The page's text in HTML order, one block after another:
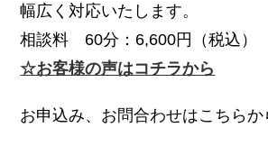
幅広く対応いたします。
相談料 60分：6,600円（税込）
☆お客様の声はコチラから
お申込み、お問合わせはこちら